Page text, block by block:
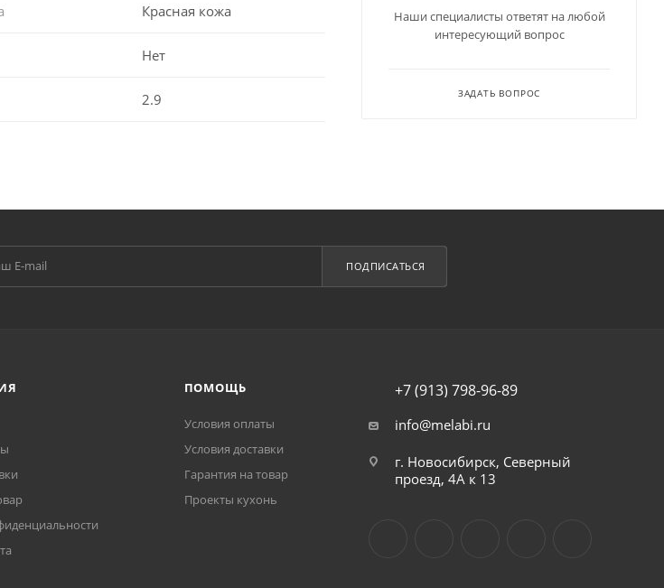
Красная кожа
Нет
2.9
Наши специалисты ответят на любой
интересующий вопрос
ЗАДАТЬ ВОПРОС
ПОДПИСАТЬСЯ
ПОМОЩЬ
Условия оплаты
Условия доставки
Гарантия на товар
Проекты кухонь
+7 (913) 798-96-89
info@melabi.ru
г. Новосибирск, Северный
проезд, 4А к 13